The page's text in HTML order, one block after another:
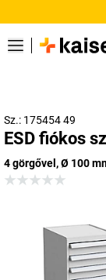
Sz.: 175454 49
ESD fiókos
4 görgővel, Ø 100